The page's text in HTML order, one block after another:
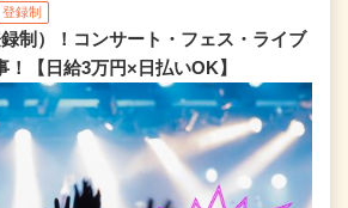
登録制
制）！コンサート・フェス・ライブ
【日給3万円×日払いOK】